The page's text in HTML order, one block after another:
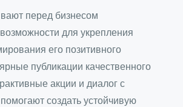
перед бизнесом
для укрепления
его позитивного
публикации качественного
акции и диалог с
создать устойчивую